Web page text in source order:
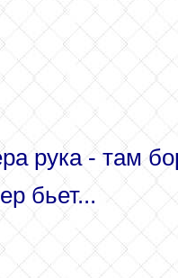
рука - там
бьет...